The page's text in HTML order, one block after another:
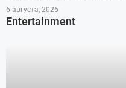
6 августа, 2026
Entertainment